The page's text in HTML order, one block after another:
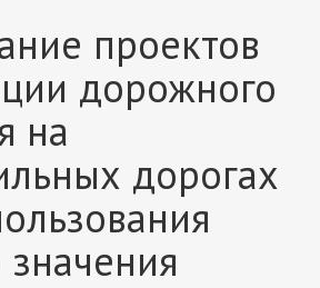
проектов
дорожного
на
дорогах
значения